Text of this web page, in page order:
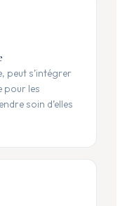
peut s’intégrer
pour les
soin d’elles